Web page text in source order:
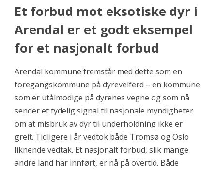
Et forbud mot eksotiske dyr i
Arendal er et godt eksempel
for et nasjonalt forbud
Arendal kommune fremstår med dette som en
foregangskommune på dyrevelferd – en kommune
som er utålmodige på dyrenes vegne og som nå
sender et tydelig signal til nasjonale myndigheter
om at misbruk av dyr til underholdning ikke er
greit. Tidligere i år vedtok både Tromsø og Oslo
liknende vedtak. Et nasjonalt forbud, slik mange
andre land har innført, er nå på overtid. Både